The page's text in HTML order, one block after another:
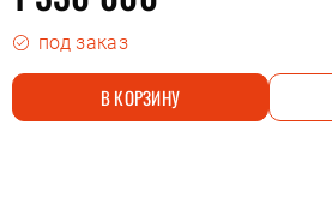
под заказ
В КОРЗИНУ